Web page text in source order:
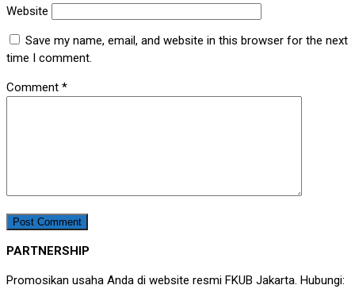
Website
Save my name, email, and website in this browser for the next
time I comment.
Comment *
PARTNERSHIP
Promosikan usaha Anda di website resmi FKUB Jakarta. Hubungi: